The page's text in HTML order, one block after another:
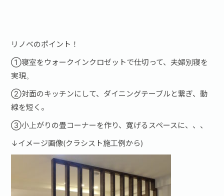
リノベのポイント！
①寝室をウォークインクロゼットで仕切って、夫婦別寝を
実現。
②対面のキッチンにして、ダイニングテーブルと繋ぎ、動
線を短く。
③小上がりの畳コーナーを作り、寛げるスペースに、、、
↓イメージ画像(クラシスト施工例から)